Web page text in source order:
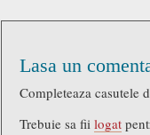
Lasa un
Completeaza casutele
Trebuie sa fii logat